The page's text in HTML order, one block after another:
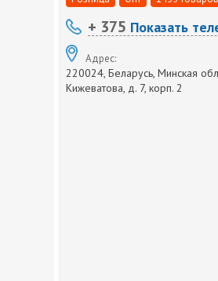
+ 375 Показать
Адрес:
220024, Беларусь, Минская
Кижеватова, д. 7, корп. 2